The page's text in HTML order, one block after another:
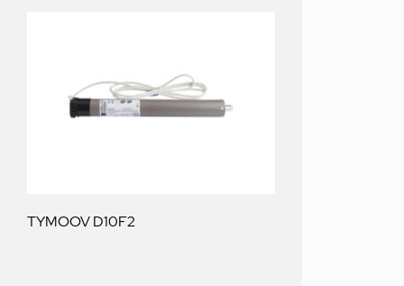
TYMOOV D10F2